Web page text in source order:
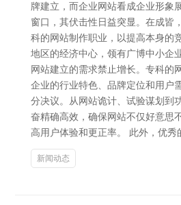
牌建立，而企业网站看成企业形象
窗口，其伏击性日益突显。在成皆
科的网站制作职业，以提高本身的
地区的经济中心，领有广博中小企
网站建立的需求禁止增长。专科的
企业的行业特色、品牌定位和用户
分决议。从网站诡计、试验谋划到
奋精确高效，确保网站不仅好意思
高用户体验和更正率。 此外，优秀
新闻动态